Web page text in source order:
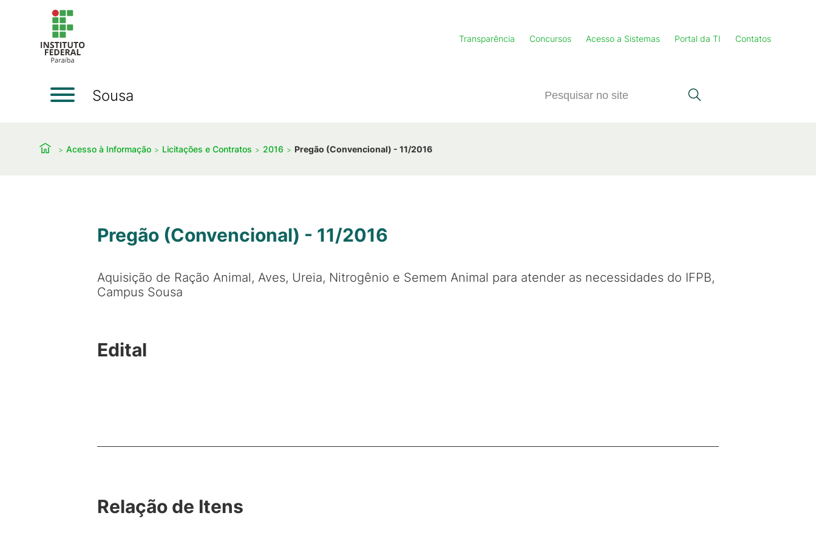
Transparência Concursos Acesso a Sistemas Portal da TI Contatos
Sousa
Acesso à Informação Licitações e Contratos 2016 Pregão (Convencional) - 11/2016
Pregão (Convencional) - 11/2016
Aquisição de Ração Animal, Aves, Ureia, Nitrogênio e Semem Animal para atender as necessidades do IFPB,
Campus Sousa
Edital
Relação de Itens